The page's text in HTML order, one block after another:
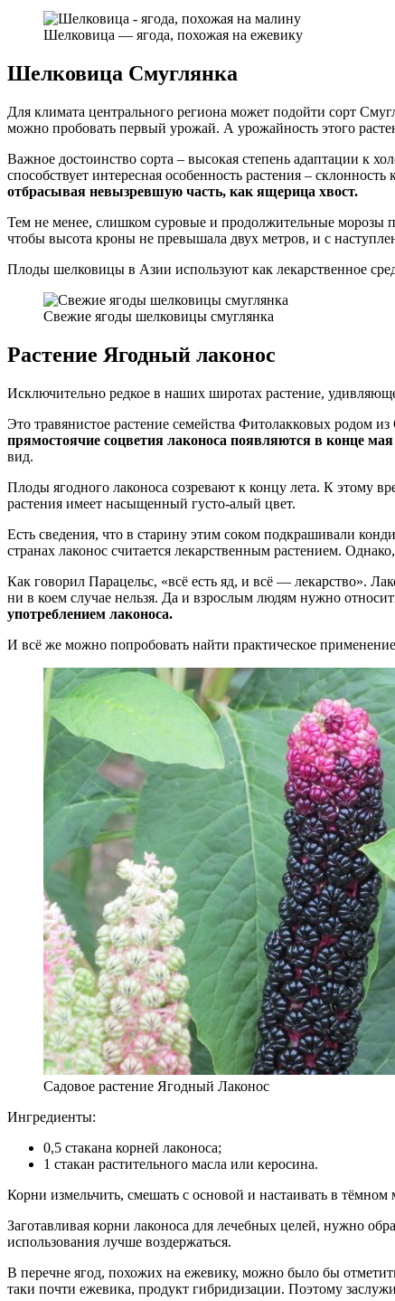
Шелковица — ягода, похожая на ежевику
Шелковица Смуглянка
Для климата центрального региона может подойти сорт
можно пробовать первый урожай. А урожайность этого
Важное достоинство сорта – высокая степень адаптации к
способствует интересная особенность растения – склонность
отбрасывая невызревшую часть, как ящерица хвост.
Тем не менее, слишком суровые и продолжительные морозы
чтобы высота кроны не превышала двух метров, и с
Плоды шелковицы в Азии используют как лекарственное
Свежие ягоды шелковицы смуглянка
Растение Ягодный лаконос
Исключительно редкое в наших широтах растение,
Это травянистое растение семейства Фитолакковых родом
прямостоячие соцветия лаконоса появляются в конце
вид.
Плоды ягодного лаконоса созревают к концу лета. К этому
растения имеет насыщенный густо-алый цвет.
Есть сведения, что в старину этим соком подкрашивали
странах лаконос считается лекарственным растением.
Как говорил Парацельс, «всё есть яд, и всё — лекарство».
ни в коем случае нельзя. Да и взрослым людям нужно
употреблением лаконоса.
И всё же можно попробовать найти практическое
Садовое растение Ягодный Лаконос
Ингредиенты:
0,5 стакана корней лаконоса;
1 стакан растительного масла или керосина.
Корни измельчить, смешать с основой и настаивать в
Заготавливая корни лаконоса для лечебных целей, нужно
использования лучше воздержаться.
В перечне ягод, похожих на ежевику, можно было бы
таки почти ежевика, продукт гибридизации. Поэтому